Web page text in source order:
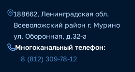
188662, Ленинградская обл.
Всеволожский район г. Мурино
ул. Оборонная, д.32-а
Многоканальный телефон:
8 (812) 309-78-12